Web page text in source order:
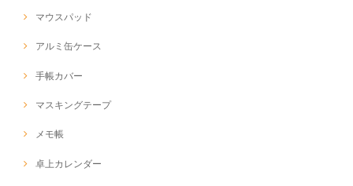
マウスパッド
アルミ缶ケース
手帳カバー
マスキングテープ
メモ帳
卓上カレンダー